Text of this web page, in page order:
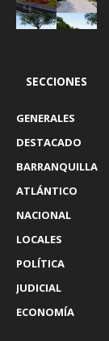
SECCIONES
GENERALES
DESTACADO
BARRANQUILLA
ATLÁNTICO
NACIONAL
LOCALES
POLÍTICA
JUDICIAL
ECONOMÍA